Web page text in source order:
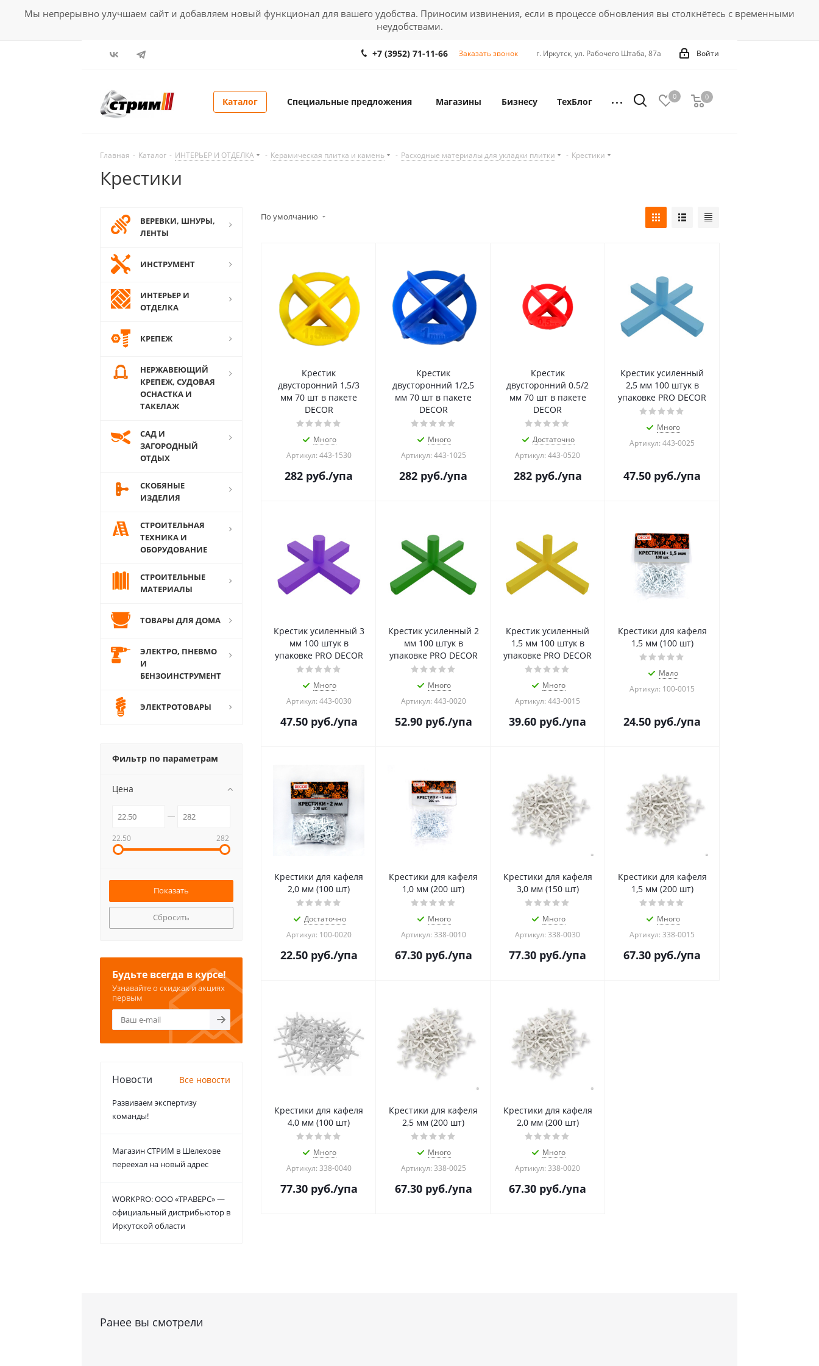
Мы непрерывно улучшаем сайт и добавляем новый функционал для вашего удобства. Приносим извинения, если в процессе обновления вы столкнётесь с временными
неудобствами.
Войти
г. Иркутск, ул. Рабочего Штаба, 87а
+7 (3952) 71-11-66 Заказать звонок
0 0
0
Каталог Специальные предложения Магазины Бизнесу ТехБлог
Главная - Каталог - ИНТЕРЬЕР И ОТДЕЛКА - Керамическая плитка и камень - Расходные материалы для укладки плитки - Крестики
Крестики
По умолчанию
Крестик
двусторонний 1,5/3
мм 70 шт в пакете
DECOR
Много
Артикул: 443-1530
282 руб./упа
Крестик
двусторонний 1/2,5
мм 70 шт в пакете
DECOR
Много
Артикул: 443-1025
282 руб./упа
Крестик
двусторонний 0.5/2
мм 70 шт в пакете
DECOR
Достаточно
Артикул: 443-0520
282руб./упа
Крестик усиленный
2,5 мм 100 штук в
упаковке PRO DECOR
Много
Артикул: 443-0025
47.50 руб./упа
Крестик усиленный 3
мм 100 штук в
упаковке PRO DECOR
Много
Артикул: 443-0030
47.50руб./упа
Крестик усиленный 2
мм 100 штук в
упаковке PRO DECOR
Много
Артикул: 443-0020
52.90руб./упа
Крестик усиленный
1,5 мм 100 штук в
упаковке PRO DECOR
Много
Артикул: 443-0015
39.60 руб./упа
Крестики для кафеля
1,5 мм (100 шт)
Мало
Артикул: 100-0015
24.50 руб./упа
Крестики для кафеля
2,0 мм (100 шт)
Достаточно
Артикул: 100-0020
22.50руб./упа
Крестики для кафеля
1,0 мм (200 шт)
Много
Артикул: 338-0010
67.30руб./упа
Крестики для кафеля
3,0 мм (150 шт)
Много
Артикул: 338-0030
77.30 руб./упа
Крестики для кафеля
1,5 мм (200 шт)
Много
Артикул: 338-0015
67.30 руб./упа
Крестики для кафеля
4,0 мм (100 шт)
Много
Артикул: 338-0040
77.30руб./упа
Крестики для кафеля
2,5 мм (200 шт)
Много
Артикул: 338-0025
67.30руб./упа
Крестики для кафеля
2,0 мм (200 шт)
Много
Артикул: 338-0020
67.30 руб./упа
ВЕРЕВКИ, ШНУРЫ,
ЛЕНТЫ
ИНСТРУМЕНТ
ИНТЕРЬЕР И
ОТДЕЛКА
КРЕПЕЖ
НЕРЖАВЕЮЩИЙ
КРЕПЕЖ, СУДОВАЯ
ОСНАСТКА И
ТАКЕЛАЖ
САД И
ЗАГОРОДНЫЙ
ОТДЫХ
СКОБЯНЫЕ
ИЗДЕЛИЯ
СТРОИТЕЛЬНАЯ
ТЕХНИКА И
ОБОРУДОВАНИЕ
СТРОИТЕЛЬНЫЕ
МАТЕРИАЛЫ
ТОВАРЫ ДЛЯ ДОМА
ЭЛЕКТРО, ПНЕВМО
И
БЕНЗОИНСТРУМЕНТ
ЭЛЕКТРОТОВАРЫ
Фильтр по параметрам
Цена
22.50 282
Сбросить
Будьте всегда в курсе!
Узнавайте о скидках и акциях
первым
Новости Все новости
Развиваем экспертизу
команды!
Магазин СТРИМ в Шелехове
переехал на новый адрес
WORKPRO: ООО «ТРАВЕРС» —
официальный дистрибьютор в
Иркутской области
Ранее вы смотрели